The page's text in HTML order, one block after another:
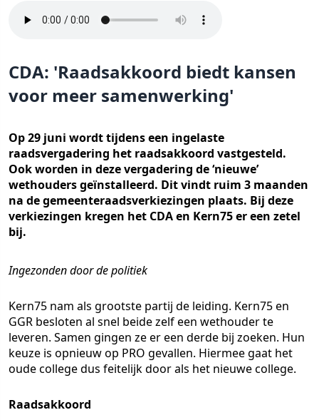
CDA: 'Raadsakkoord biedt kansen
voor meer samenwerking'
Op 29 juni wordt tijdens een ingelaste
raadsvergadering het raadsakkoord vastgesteld.
Ook worden in deze vergadering de ‘nieuwe’
wethouders geïnstalleerd. Dit vindt ruim 3 maanden
na de gemeenteraadsverkiezingen plaats. Bij deze
verkiezingen kregen het CDA en Kern75 er een zetel
bij.
Ingezonden door de politiek
Kern75 nam als grootste partij de leiding. Kern75 en
GGR besloten al snel beide zelf een wethouder te
leveren. Samen gingen ze er een derde bij zoeken. Hun
keuze is opnieuw op PRO gevallen. Hiermee gaat het
oude college dus feitelijk door als het nieuwe college.
Raadsakkoord